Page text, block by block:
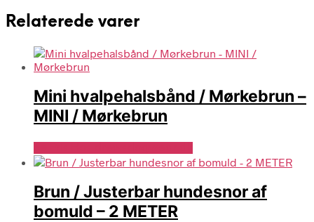
Relaterede varer
Mini hvalpehalsbånd / Mørkebrun –
MINI / Mørkebrun
Brun / Justerbar hundesnor af
bomuld – 2 METER